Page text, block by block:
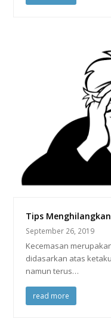
Tips
September 26, 2019
Kecemasan
didasarkan atas
namun terus…
read more